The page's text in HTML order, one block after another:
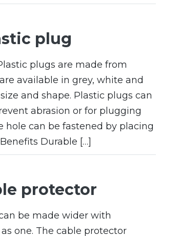
plug
plugs are made from
available in grey, white and
and shape. Plastic plugs can
abrasion or for plugging
hole can be fastened by placing
Durable […]
protector
be made wider with
one. The cable protector